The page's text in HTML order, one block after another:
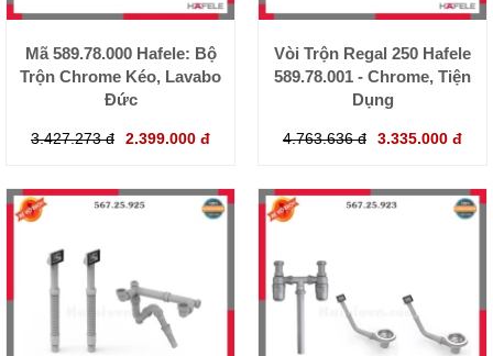
Mã 589.78.000 Hafele: Bộ
Trộn Chrome Kéo, Lavabo
Đức
3.427.273 đ 2.399.000 đ
Vòi Trộn Regal 250 Hafele
589.78.001 - Chrome, Tiện
Dụng
4.763.636 đ 3.335.000 đ